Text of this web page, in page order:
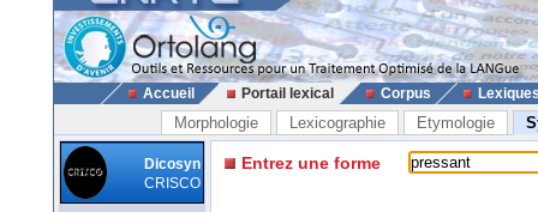
Accueil Portail lexical Corpus
Morphologie Lexicographie Etymologie
Dicosyn
CRISCO
Entrez une forme